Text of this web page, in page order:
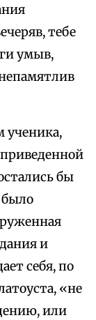
тебе
умыв,
ученика,
бы
было
и
себя, по
«не
или